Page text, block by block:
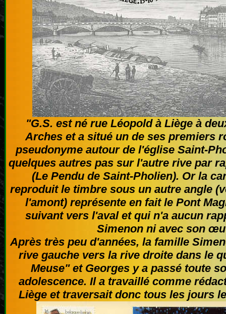
"G.S. est né rue Léopold à Liège à
Arches et a situé un de ses premiers
pseudonyme autour de l'église Saint-
quelques autres pas sur l'autre rive par
(Le Pendu de Saint-Pholien). Or la
reproduit le timbre sous un autre angle
l'amont) représente en fait le Pont
suivant vers l'aval et qui n'a aucun
Simenon ni avec son
Après très peu d'années, la famille
rive gauche vers la rive droite dans le
Meuse" et Georges y a passé toute
adolescence. Il a travaillé comme
Liège et traversait donc tous les jours